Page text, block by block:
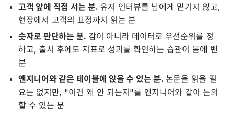
고객 앞에 직접 서는 분. 유저 인터뷰를 남에게 맡기지 않고,
현장에서 고객의 표정까지 읽는 분
숫자로 판단하는 분. 감이 아니라 데이터로 우선순위를 정
하고, 출시 후에도 지표로 성과를 확인하는 습관이 몸에 밴
분
엔지니어와 같은 테이블에 앉을 수 있는 분. 논문을 읽을 필
요는 없지만, "이건 왜 안 되는지"를 엔지니어와 같이 논의
할 수 있는 분